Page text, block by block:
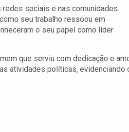
sociais e nas comunidades.
seu trabalho ressoou em
o seu papel como líder
que serviu com dedicação e
atividades políticas, evidenciando